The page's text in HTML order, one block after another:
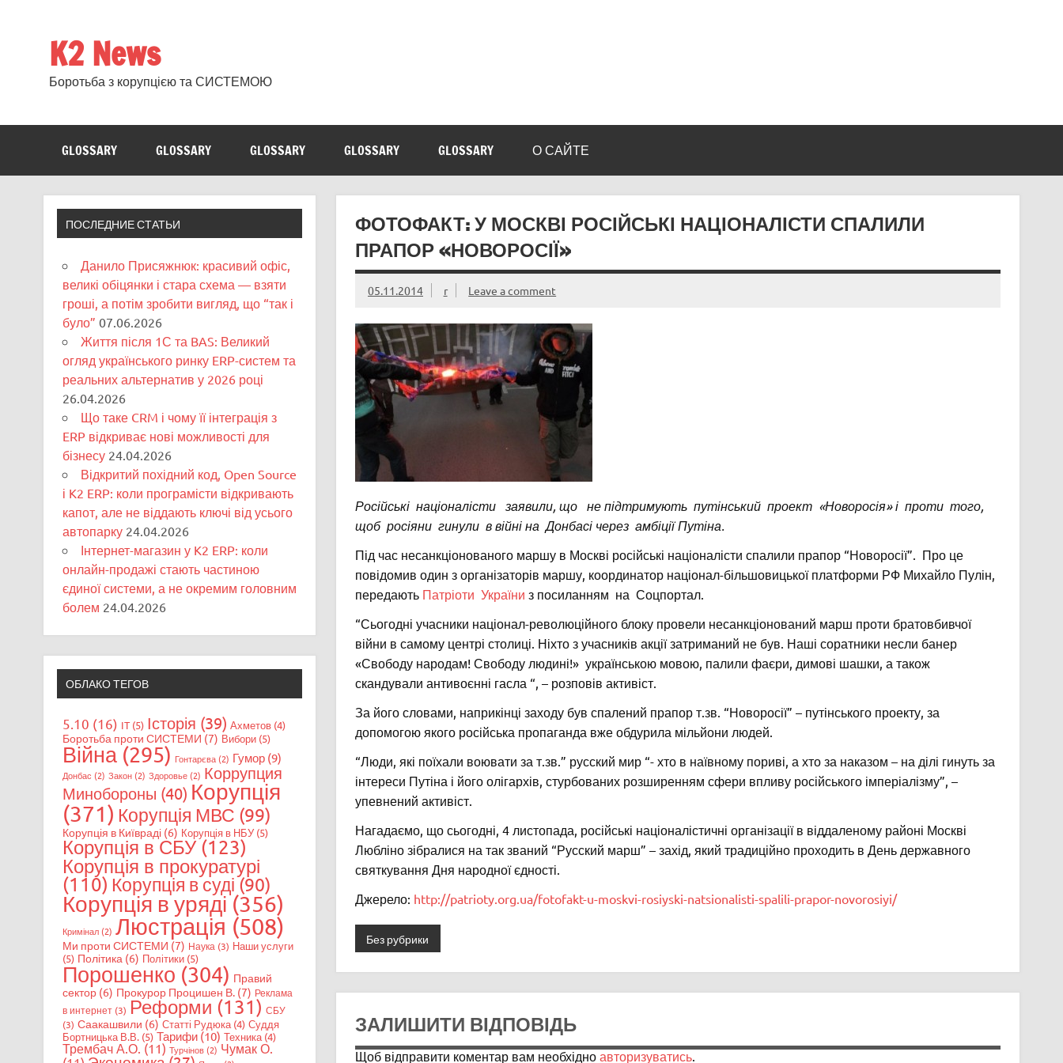
K2 News
Боротьба з корупцією та СИСТЕМОЮ
GLOSSARY GLOSSARY GLOSSARY GLOSSARY GLOSSARY О САЙТЕ
ФОТОФАКТ: У МОСКВІ РОСІЙСЬКІ НАЦІОНАЛІСТИ СПАЛИЛИ
ПРАПОР «НОВОРОСІЇ»
05.11.2014 r Leave a comment
Російські націоналісти заявили, що не підтримують путінський проект «Новоросія» і проти того,
щоб росіяни гинули в війні на Донбасі через амбіції Путіна.
Під час несанкціонованого маршу в Москві російські націоналісти спалили прапор “Новоросії”. Про це
повідомив один з організаторів маршу, координатор націонал-більшовицької платформи РФ Михайло Пулін,
передають Патріоти України з посиланням на Соцпортал.
“Сьогодні учасники націонал-революційного блоку провели несанкціонований марш проти братовбивчої
війни в самому центрі столиці. Ніхто з учасників акції затриманий не був. Наші соратники несли банер
«Свободу народам! Свободу людині!» українською мовою, палили фаєри, димові шашки, а також
скандували антивоєнні гасла “, – розповів активіст.
За його словами, наприкінці заходу був спалений прапор т.зв. “Новоросії” – путінського проекту, за
допомогою якого російська пропаганда вже обдурила мільйони людей.
“Люди, які поїхали воювати за т.зв.” русский мир “- хто в наївному пориві, а хто за наказом – на ділі гинуть за
інтереси Путіна і його олігархів, стурбованих розширенням сфери впливу російського імперіалізму”, –
упевнений активіст.
Нагадаємо, що сьогодні, 4 листопада, російські націоналістичні організації в віддаленому районі Москві
Любліно зібралися на так званий “Русский марш” – захід, який традиційно проходить в День державного
святкування Дня народної єдності.
Джерело: http://patrioty.org.ua/fotofakt-u-moskvi-rosiyski-natsionalisti-spalili-prapor-novorosiyi/
Без рубрики
ЗАЛИШИТИ ВІДПОВІДЬ
Щоб відправити коментар вам необхідно авторизуватись.
ПОСЛЕДНИЕ СТАТЬИ
Данило Присяжнюк: красивий офіс,
великі обіцянки і стара схема — взяти
гроші, а потім зробити вигляд, що “так і
було” 07.06.2026
Життя після 1С та BAS: Великий
огляд українського ринку ERP-систем та
реальних альтернатив у 2026 році
26.04.2026
Що таке CRM і чому її інтеграція з
ERP відкриває нові можливості для
бізнесу 24.04.2026
Відкритий похідний код, Open Source
і K2 ERP: коли програмісти відкривають
капот, але не віддають ключі від усього
автопарку 24.04.2026
Інтернет-магазин у K2 ERP: коли
онлайн-продажі стають частиною
єдиної системи, а не окремим головним
болем 24.04.2026
ОБЛАКО ТЕГОВ
5.10 (16) IT(5) Історія (39) Ахметов(4)
Боротьба проти СИСТЕМИ (7) Вибори(5)
Війна(295) Гонтарєва(2) Гумор(9)
Донбас (2) Закон(2) Здоровье(2) Коррупция
Минобороны (40) Корупція
(371) Корупція МВС (99)
Корупція в Київраді(6) Корупція в НБУ(5)
Корупція в СБУ(123)
Корупція в прокуратурі
(110) Корупція в суді(90)
Корупція в уряді(356)
Кримінал(2) Люстрація (508)
Ми проти СИСТЕМИ (7) Наука(3) Наши услуги
(5) Політика (6) Політики(5)
Порошенко (304) Правий
сектор(6) Прокурор Процишен В.(7) Реклама
в интернет(3) Реформи (131) СБУ
(3) Саакашвили (6) Статті Рудюка(4) Суддя
Бортницька В.В.(5) Тарифи(10) Техника(4)
Трембач А.О. (11) Турчінов(2) Чумак О.